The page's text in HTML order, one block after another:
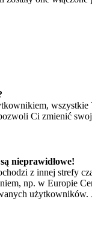
Ci zmienić
nieprawidłowe!
z innej strefy
np. w Europie
użytkowników.